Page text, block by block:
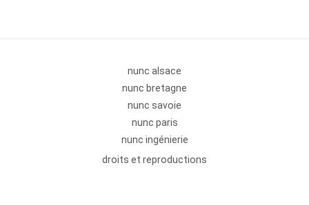
nunc alsace
nunc bretagne
nunc savoie
nunc paris
nunc ingénierie
droits et reproductions